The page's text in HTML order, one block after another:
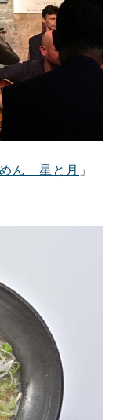
ん 星と月 」